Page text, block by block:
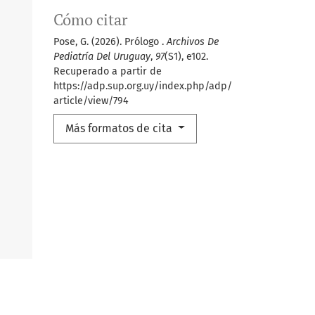
Cómo citar
Pose, G. (2026). Prólogo .Archivos De
Pediatría Del Uruguay, 97(S1), e102.
Recuperado a partir de
https://adp.sup.org.uy/index.php/adp/
article/view/794
Más formatos de cita